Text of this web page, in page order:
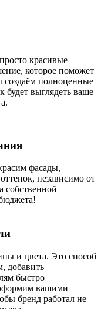
красивые
которое поможет
создаём полноценные
будет выглядеть ваше
фасады,
независимо от
собственной
и цвета. Это способ
добавить
быстро
вашими
бренд работал не